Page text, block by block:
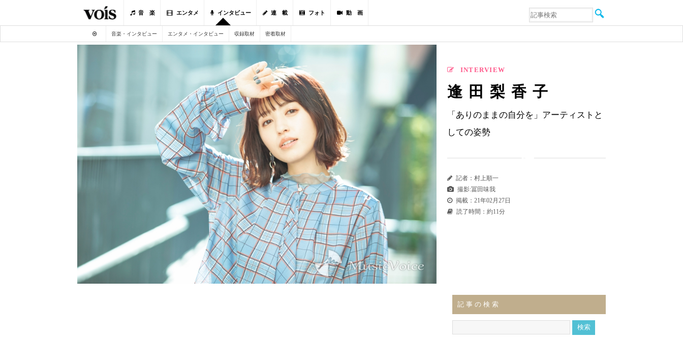
音 楽 エンタメ インタビュー 連 載 フォト 動 画
音楽
エンタメ
音楽・インタビュー エンタメ・インタビュー 収録取材 密着取材
INTERVIEW
逢田梨香子
「ありのままの自分を」アーティストと
しての姿勢
記者：村上順一
撮影:冨田味我
掲載：21年02月27日
読了時間：約11分
記事の検索